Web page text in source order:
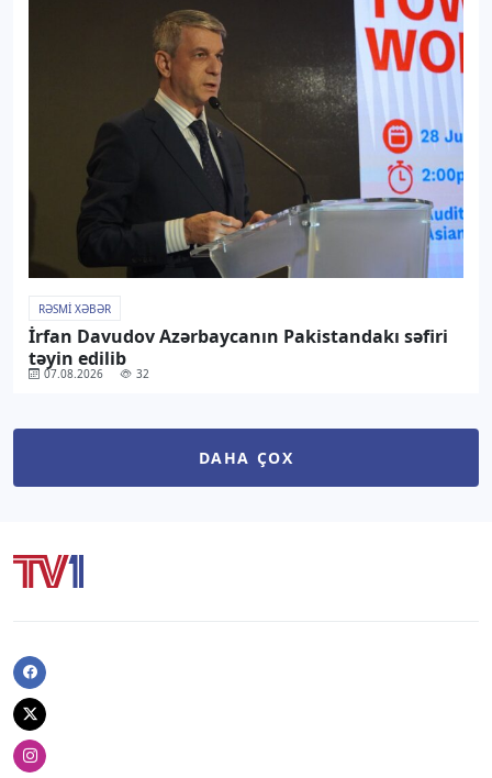
RƏSMI XƏBƏR
İrfan Davudov Azərbaycanın Pakistandakı səfiri
təyin edilib
07.08.2026 32
DAHA ÇOX
Facebook
Twitter
Instagram